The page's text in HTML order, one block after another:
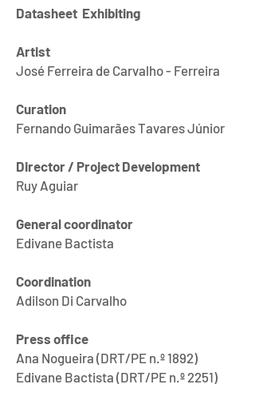
Datasheet ​ Exhibiting
Artist
José Ferreira de Carvalho- Ferreira
Curation
Fernando Guimarães Tavares Júnior
Director / Project Development
Ruy Aguiar
General coordinator
Edivane Bactista
Coordination
Adilson Di Carvalho
Press office
Ana Nogueira (DRT/PE n.º 1892)
Edivane Bactista (DRT/PE n.º 2251)